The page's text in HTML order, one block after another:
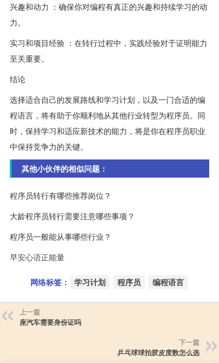
兴趣和动力 ：确保你对编程有真正的兴趣和持续学习的动
力。
实习和项目经验 ：在转行过程中，实践经验对于证明能力
至关重要。
结论
选择适合自己的发展路线和学习计划，以及一门合适的编
程语言，将有助于你顺利地从其他行业转型为程序员。同
时，保持学习和适应新技术的能力，将是你在程序员职业
中保持竞争力的关键。
其他小伙伴的相似问题：
程序员转行有哪些推荐岗位？
大龄程序员转行需要注意哪些事项？
程序员一般能从事哪些行业？
早安心语正能量
网络标签： 学习计划 程序员 编程语言
上一篇
座汽车需要身份证吗
下一篇
乒乓球球拍胶皮度数怎么选